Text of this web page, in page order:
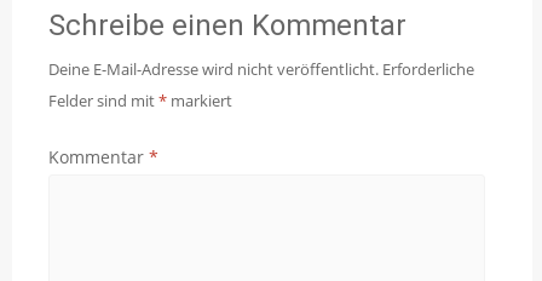
Schreibe einen Kommentar
Deine E-Mail-Adresse wird nicht veröffentlicht. Erforderliche
Felder sind mit* markiert
Kommentar *